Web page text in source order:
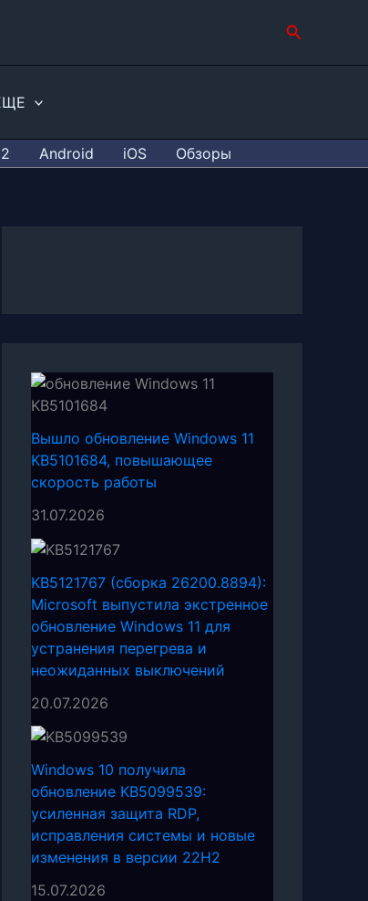
Поиск
Android iOS Обзоры
Вышло обновление Windows 11
KB5101684, повышающее
скорость работы
31.07.2026
KB5121767 (сборка 26200.8894):
Microsoft выпустила экстренное
обновление Windows 11 для
устранения перегрева и
неожиданных выключений
20.07.2026
Windows 10 получила
обновление KB5099539:
усиленная защита RDP,
исправления системы и новые
изменения в версии 22H2
15.07.2026